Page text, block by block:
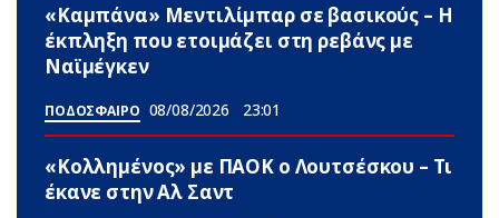
«Καμπάνα» Μεντιλίμπαρ σε βασικούς – Η
έκπληξη που ετοιμάζει στη ρεβάνς με
Ναϊμέγκεν
ΠΟΔΟΣΦΑΙΡΟ 08/08/2026 23:01
«Κολλημένος» με ΠΑΟΚ ο Λουτσέσκου – Τι
έκανε στην Αλ Σαντ